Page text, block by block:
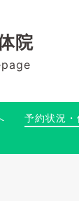
院
予約状況